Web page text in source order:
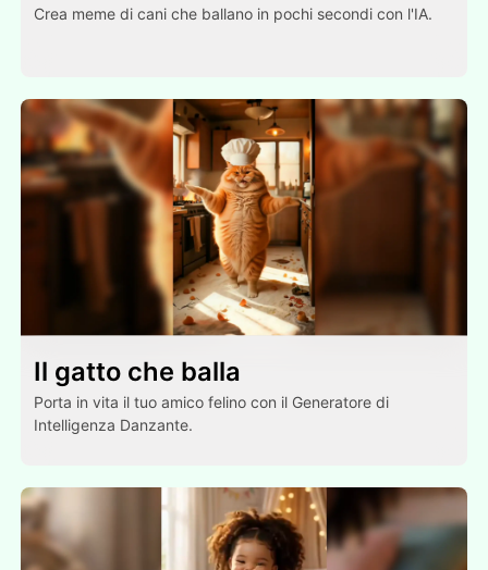
Crea meme di cani che ballano in pochi secondi con l'IA.
Il gatto che balla
Porta in vita il tuo amico felino con il Generatore di
Intelligenza Danzante.